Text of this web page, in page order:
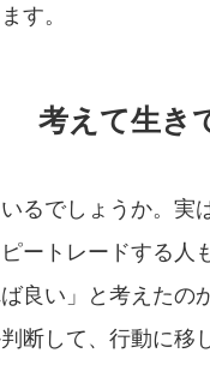
す。
考えて生き
るでしょうか。実
ートレードする人
良い」と考えたの
断して、行動に移